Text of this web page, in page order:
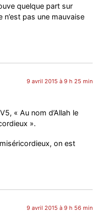
quelque part sur
n’est pas une mauvaise
9 avril 2015 à 9 h 25 min
« Au nom d’Allah le
».
on est
9 avril 2015 à 9 h 56 min